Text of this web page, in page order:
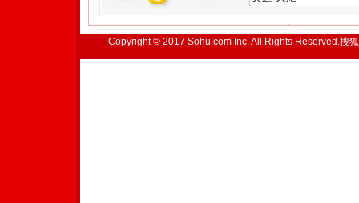
Copyright © 2017 Sohu.com Inc. All Rights Reserved.搜